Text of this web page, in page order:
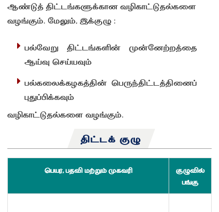
ஆண்டுத் திட்டங்களுக்கான வழிகாட்டுதல்களை
வழங்கும். மேலும், இக்குழு :
பல்வேறு திட்டங்களின் முன்னேற்றத்தை
ஆய்வு செய்யவும்
பல்கலைக்கழகத்தின் பெருந்திட்டத்தினைப்
புதுப்பிக்கவும்
வழிகாட்டுதல்களை வழங்கும்.
திட்டக் குழு
பெயர், பதவி மற்றும் முகவரி
குழுவில்
பங்கு